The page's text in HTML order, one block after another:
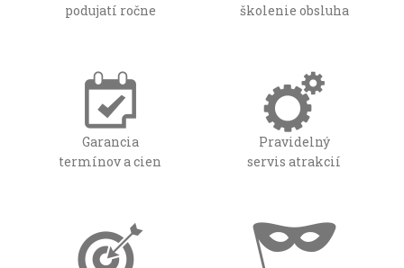
podujatí ročne
školenie obsluha
Garancia
termínov a cien
Pravidelný
servis atrakcií